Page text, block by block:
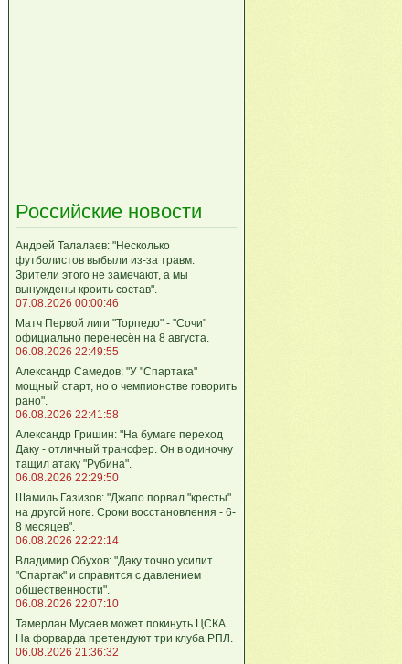
Российские новости
Андрей Талалаев: "Несколько
футболистов выбыли из-за травм.
Зрители этого не замечают, а мы
вынуждены кроить состав".
07.08.2026 00:00:46
Матч Первой лиги "Торпедо" - "Сочи"
официально перенесён на 8 августа.
06.08.2026 22:49:55
Александр Самедов: "У "Спартака"
мощный старт, но о чемпионстве говорить
рано".
06.08.2026 22:41:58
Александр Гришин: "На бумаге переход
Даку - отличный трансфер. Он в одиночку
тащил атаку "Рубина".
06.08.2026 22:29:50
Шамиль Газизов: "Джапо порвал "кресты"
на другой ноге. Сроки восстановления - 6-
8 месяцев".
06.08.2026 22:22:14
Владимир Обухов: "Даку точно усилит
"Спартак" и справится с давлением
общественности".
06.08.2026 22:07:10
Тамерлан Мусаев может покинуть ЦСКА.
На форварда претендуют три клуба РПЛ.
06.08.2026 21:36:32